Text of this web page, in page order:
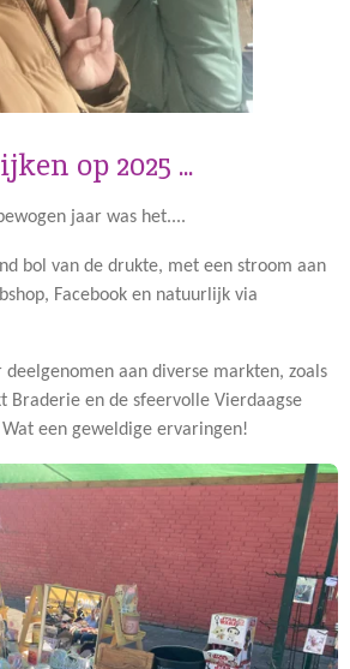
op 2025 ...
jaar was het....
bol van de drukte, met een stroom aan
Facebook en natuurlijk via
deelgenomen aan diverse markten, zoals
Braderie en de sfeervolle Vierdaagse
een geweldige ervaringen!